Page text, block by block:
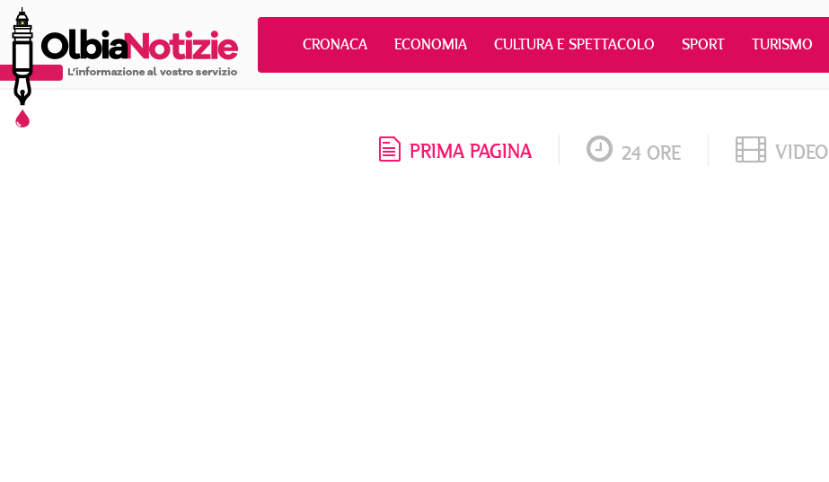
CRONACA ECONOMIA CULTURA E SPETTACOLO SPORT TURISMO
PRIMA PAGINA 24 ORE VIDEO